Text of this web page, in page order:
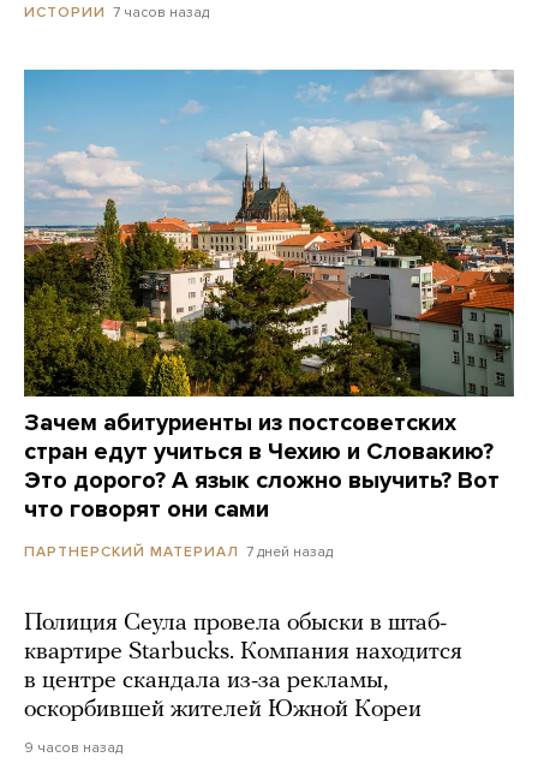
ИСТОРИИ 7 часов назад
Зачем абитуриенты из постсоветских
стран едут учиться в Чехию и Словакию?
Это дорого? А язык сложно выучить? Вот
что говорят они сами
ПАРТНЕРСКИЙ МАТЕРИАЛ 7 дней назад
Полиция Сеула провела обыски в штаб-
квартире Starbucks. Компания находится
в центре скандала из-за рекламы,
оскорбившей жителей Южной Кореи
9 часов назад